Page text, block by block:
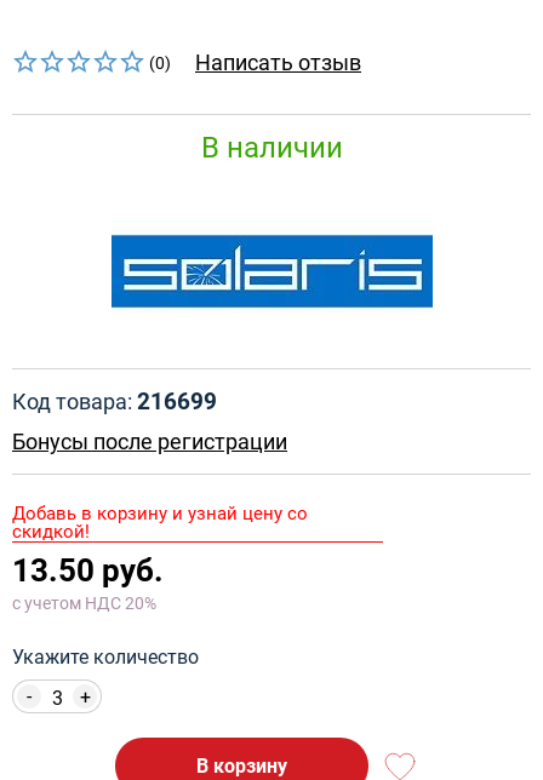
(0) Написать отзыв
В наличии
Код товара: 216699
Бонусы после регистрации
Добавь в корзину и узнай цену со
скидкой!
13.50 руб.
с учетом НДС 20%
Укажите количество
+
-
В корзину